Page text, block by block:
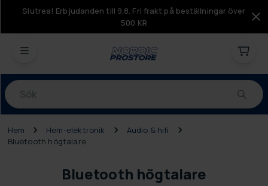
Slutrea! Erbjudanden till 9.8. Fri frakt på beställningar över
500 KR
Produkter
Hem Hem-elektronik
Audio & hifi
Bluetooth högtalare
Bluetooth högtalare